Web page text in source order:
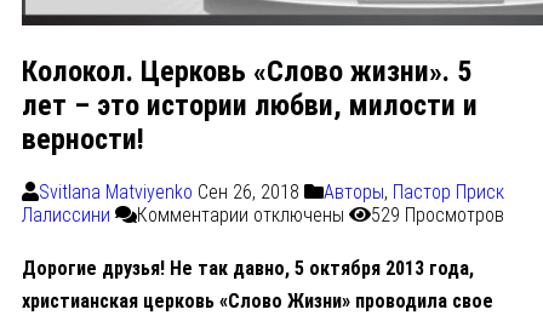
Колокол. Церковь «Слово жизни». 5
лет – это истории любви, милости и
верности!
Svitlana Matviyenko Сен 26, 2018 Авторы, Пастор Приск
Лалиссини
Комментарии отключены 529 Просмотров
Дорогие друзья! Не так давно, 5 октября 2013 года,
христианская церковь «Слово Жизни» проводила свое